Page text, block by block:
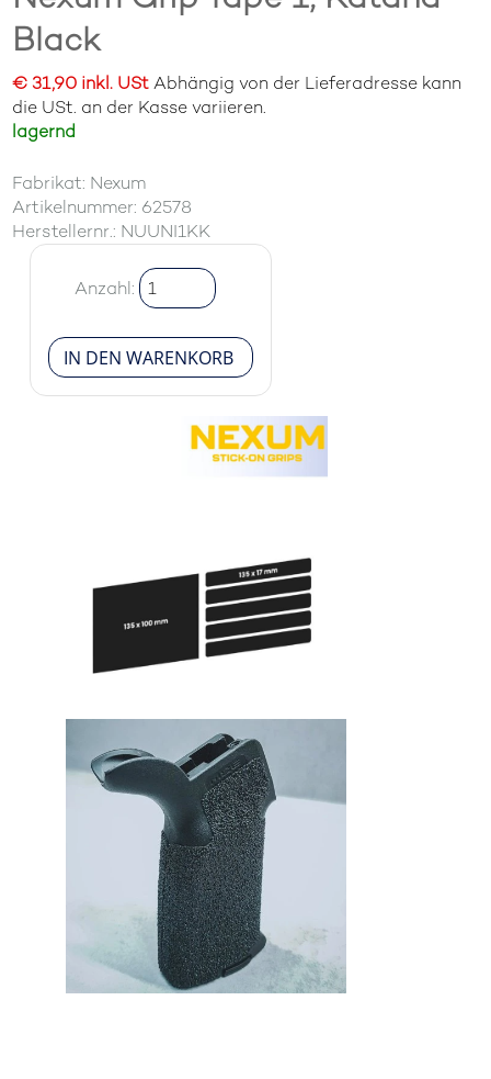
Black
€ 31,90 inkl. UStAbhängig von der Lieferadresse kann
die USt. an der Kasse variieren.
lagernd
Fabrikat: Nexum
Artikelnummer: 62578
Herstellernr.: NUUNI1KK
Anzahl: